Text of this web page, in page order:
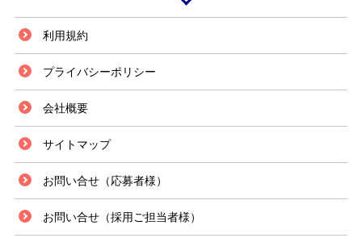
政令指定都市で埼玉県の県庁所在地であるさいたま市は、都心まで20キロ
国や県の行政機関が多くあり、関東地方の北部エリアの主要都市として注目
されています。市内には、埼玉スタジアムやさいたまスーパーアリーナなど
の人気スポットが数多くあり、スポーツが好きな方にはお勧めのエリアで
す。 また、交通の利便性が非常に良いエリアで、特に浦和駅は、県や市の
行政機関が集まる市の中心駅です。駅周辺は大規模な商業施設やマスメディ
アが集積をしており、オフの日を満喫したい方にはお勧めです。 さいたま
り学生数も多いエリアなので、好条件の求人は早めに押さえておいた方が良
いでしょう。さいたま市について さいたま市の紹介 埼玉県の東寄りに位置
するさいたま市は、10の行政区を有する政令指定都市です。さいたま市浦
利用規約
プライバシーポリシー
会社概要
サイトマップ
お問い合せ（応募者様）
お問い合せ（採用ご担当者様）